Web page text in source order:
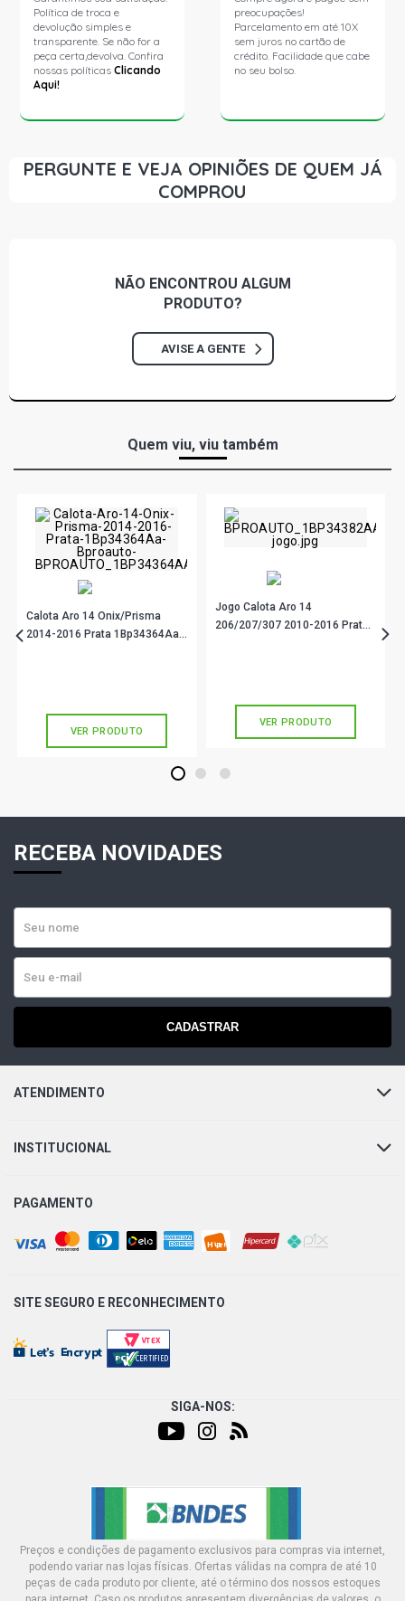
Política de troca e
devolução simples e
transparente. Se não for a
peça certa,devolva. Confira
nossas políticasClicando
Aqui!
preocupações!
Parcelamento em até 10X
sem juros no cartão de
crédito. Facilidade que cabe
no seu bolso.
PERGUNTE E VEJA OPINIÕES DE QUEM JÁ
COMPROU
NÃO ENCONTROU ALGUM
PRODUTO?
AVISE A GENTE
Quem viu, viu também
Calota Aro 14 Onix/Prisma
2014-2016 Prata 1Bp34364Aa
VER PRODUTO
Jogo Calota Aro 14
206/207/307 2010-2016 Prata
VER PRODUTO
1 2 3
RECEBA NOVIDADES
CADASTRAR
ATENDIMENTO
INSTITUCIONAL
PAGAMENTO
SITE SEGURO E RECONHECIMENTO
SIGA-NOS:
Preços e condições de pagamento exclusivos para compras via internet,
podendo variar nas lojas físicas. Ofertas válidas na compra de até 10
peças de cada produto por cliente, até o término dos nossos estoques